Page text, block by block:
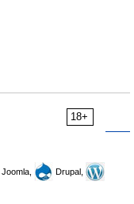
18+
Joomla,
Drupal,